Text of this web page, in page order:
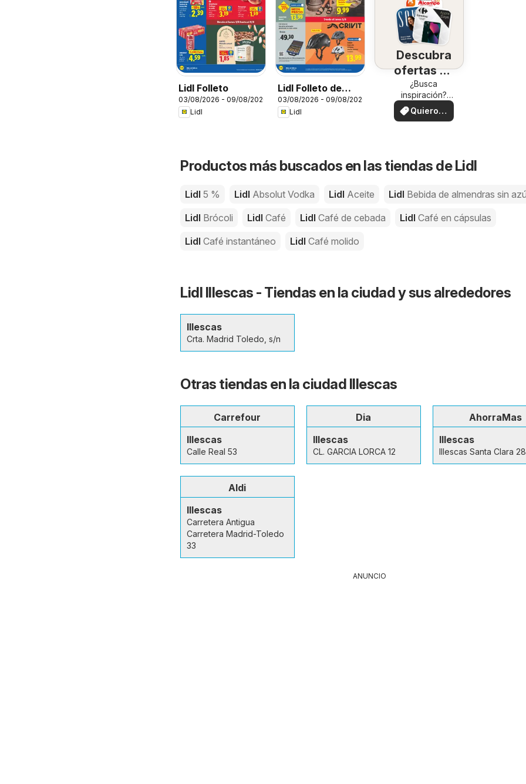
Lidl Folleto
03/08/2026 - 09/08/2026
Lidl
Lidl Folleto de
bazar
03/08/2026 - 09/08/2026
Lidl
Descubra
ofertas en
su zona
¿Busca
inspiración?
¡Vea las ofertas
en su zona!
Quiero
ver
Productos más buscados en las tiendas de Lidl
Lidl 5 % Lidl Absolut Vodka Lidl Aceite Lidl Bebida de almendras sin
Lidl Brócoli Lidl Café Lidl Café de cebada Lidl Café en cápsulas
Lidl Café instantáneo Lidl Café molido
Lidl Illescas - Tiendas en la ciudad y sus alrededores
Illescas
Crta. Madrid Toledo, s/n
Otras tiendas en la ciudad Illescas
Carrefour
Illescas
Calle Real 53
Dia
Illescas
CL. GARCIA LORCA 12
AhorraMas
Illescas
Illescas Santa Clara 28
Aldi
Illescas
Carretera Antigua
Carretera Madrid-Toledo
33
ANUNCIO